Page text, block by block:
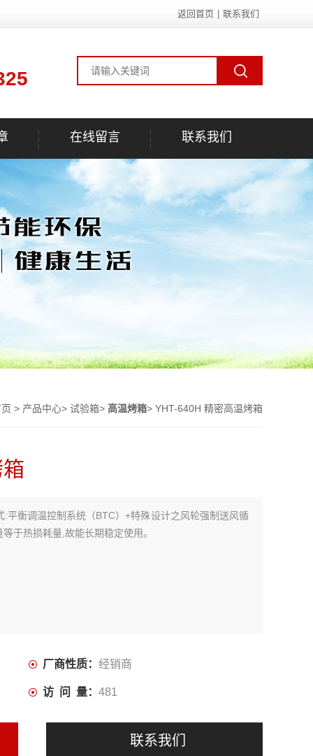
返回首页 联系我们
在线留言 联系我们
> 产品中心> 试验箱> 高温烤箱> YHT-640H 精密高温烤箱
平衡调温控制系统（BTC）+特殊设计之风轮强制送风循
于热损耗量,故能长期稳定使用。
厂商性质： 经销商
访 问 量： 481
联系我们